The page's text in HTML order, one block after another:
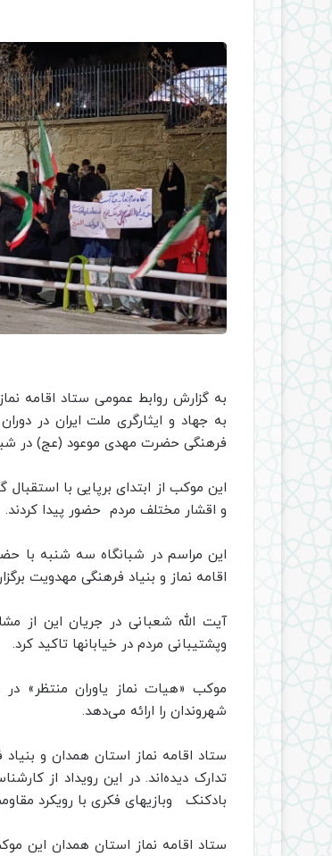
به گزارش روابط‌ عمومی ستاد اقامه
به جهاد و ایثارگری ملت ایران در
فرهنگی حضرت مهدی موعود (عج) در
این موکب از ابتدای برپایی با
و اقشار مختلف مردم حضور پیدا کردند.
این مراسم در شبانگاه سه شنبه با
اقامه نماز و بنیاد فرهنگی مهدویت
آیت‌ الله شعبانی در جریان این از
وپشتیبانی مردم در خیابانها تاکید کرد.
موکب «هیات نماز یاوران منتظر»
شهروندان را ارائه می‌دهد.
ستاد اقامه نماز استان همدان و
تدارک دیده‌اند. در این رویداد از
بادکنک وبازیهای فکری با رویکرد
ستاد اقامه نماز استان همدان این